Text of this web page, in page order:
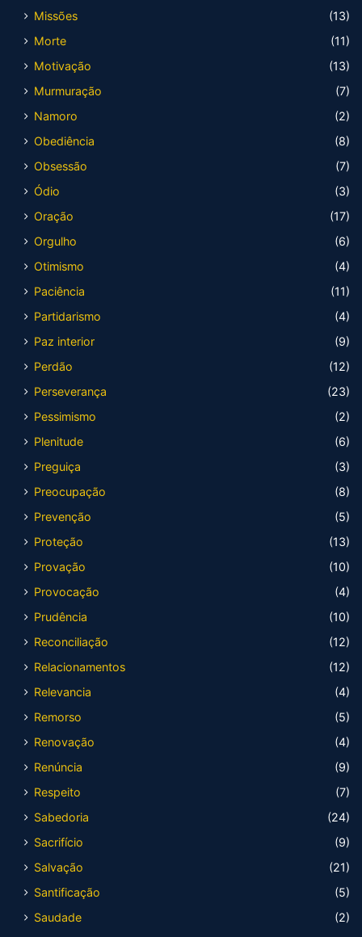
Missões
(13)
Morte
(11)
Motivação
(13)
Murmuração
(7)
Namoro
(2)
Obediência
(8)
Obsessão
(7)
Ódio
(3)
Oração
(17)
Orgulho
(6)
Otimismo
(4)
Paciência
(11)
Partidarismo
(4)
Paz interior
(9)
Perdão
(12)
Perseverança
(23)
Pessimismo
(2)
Plenitude
(6)
Preguiça
(3)
Preocupação
(8)
Prevenção
(5)
Proteção
(13)
Provação
(10)
Provocação
(4)
Prudência
(10)
Reconciliação
(12)
Relacionamentos
(12)
Relevancia
(4)
Remorso
(5)
Renovação
(4)
Renúncia
(9)
Respeito
(7)
Sabedoria
(24)
Sacrifício
(9)
Salvação
(21)
Santificação
(5)
Saudade
(2)